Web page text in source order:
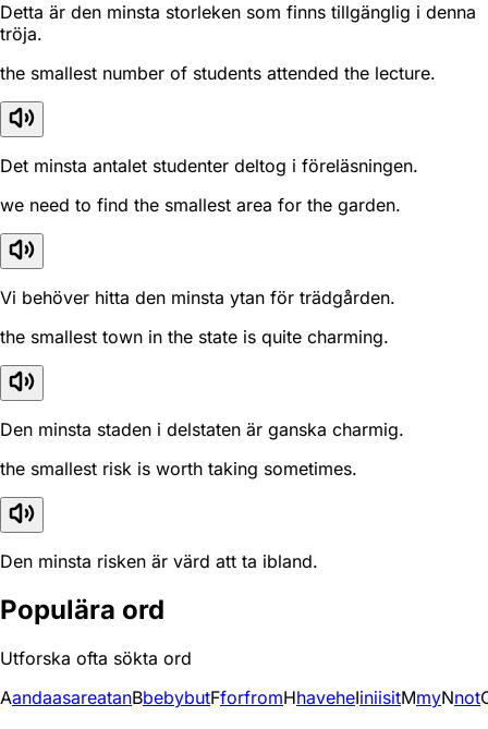
Detta är den minsta storleken som finns tillgänglig i denna
tröja.
the smallest number of students attended the lecture.
Det minsta antalet studenter deltog i föreläsningen.
we need to find the smallest area for the garden.
Vi behöver hitta den minsta ytan för trädgården.
the smallest town in the state is quite charming.
Den minsta staden i delstaten är ganska charmig.
the smallest risk is worth taking sometimes.
Den minsta risken är värd att ta ibland.
Populära ord
Utforska ofta sökta ord
AandaasareatanBbebybutFforfromHhaveheIiniisitMmyNnot